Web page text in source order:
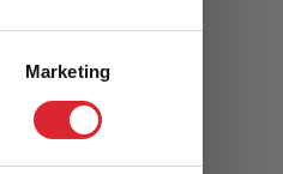
Marketing